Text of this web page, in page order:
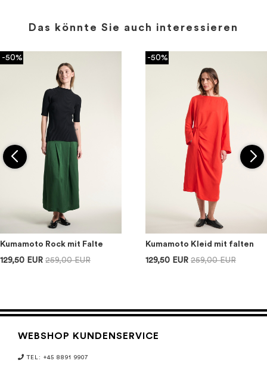
Das könnte Sie auch interessieren
-50%
Kumamoto Rock mit Falte
129,50 EUR 259,00 EUR
-50%
Kumamoto Kleid mit falten
129,50 EUR 259,00 EUR
WEBSHOP KUNDENSERVICE
TEL: +45 8891 9907